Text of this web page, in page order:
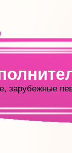
зарубежные